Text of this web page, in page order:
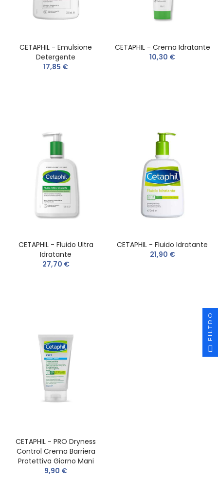
CETAPHIL - Emulsione
Detergente
17,85 €
CETAPHIL - Crema Idratante
10,30 €
CETAPHIL - Fluido Ultra
Idratante
27,70 €
CETAPHIL - Fluido Idratante
21,90 €
CETAPHIL - PRO Dryness
Control Crema Barriera
Protettiva Giorno Mani
9,90 €
FILTRO